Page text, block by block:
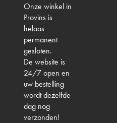
Onze winkel in
Provins is
helaas
permanent
gesloten.
De website is
24/7 open en
uw bestelling
wordt dezelfde
dag nog
verzonden!